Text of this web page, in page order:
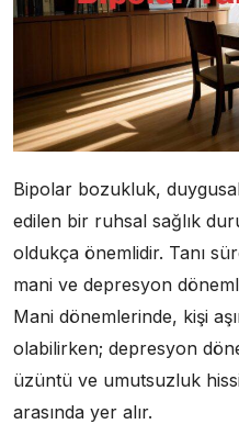
Bipolar bozukluk,
edilen bir ruhsal sağlık
oldukça önemlidir. Tanı
mani ve depresyon
Mani dönemlerinde, kişi
olabilirken; depresyon
üzüntü ve umutsuzluk
arasında yer alır.